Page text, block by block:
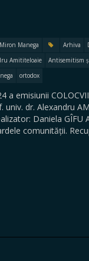
Miron Manega Arhiva
Amititeloaie Antisemitism
ortodox
a emisiunii
univ. dr. Alexandru
Daniela
comunității.